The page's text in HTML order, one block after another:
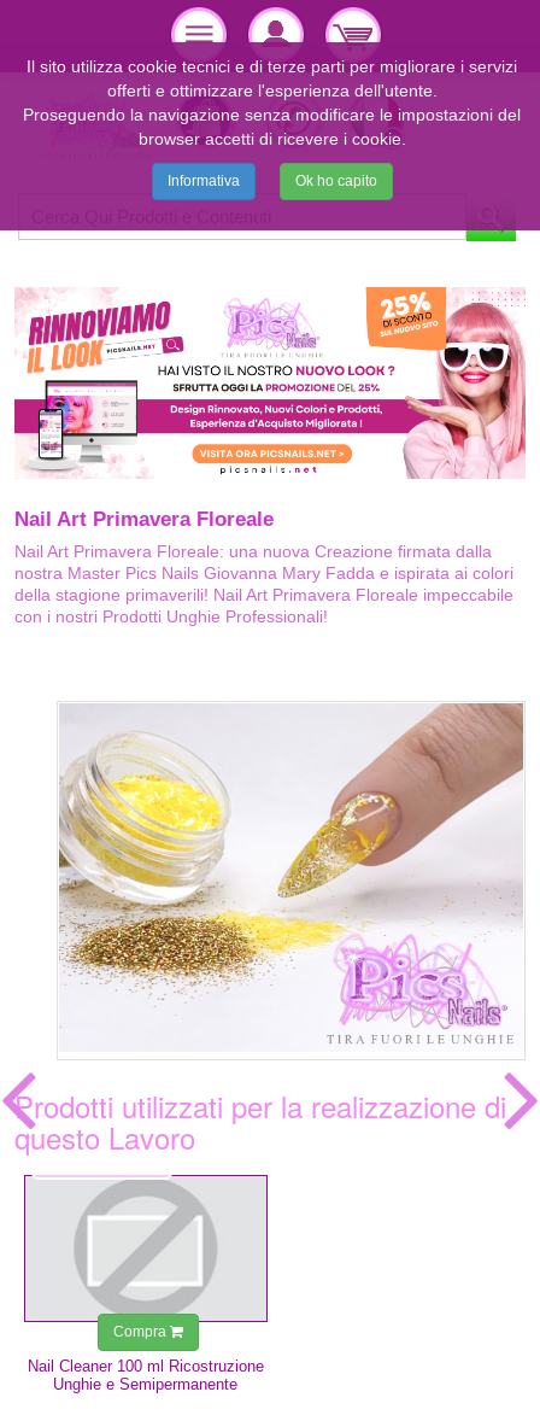
Nail Art Primavera Floreale
Nail Art Primavera Floreale: una nuova Creazione firmata dalla
nostra Master Pics Nails Giovanna Mary Fadda e ispirata ai colori
della stagione primaverili! Nail Art Primavera Floreale impeccabile
con i nostri Prodotti Unghie Professionali!
Prodotti utilizzati per la realizzazione di
questo Lavoro
Nail Cleaner 100 ml Ricostruzione
Unghie e Semipermanente
Compra
Il sito utilizza cookie tecnici e di terze parti per migliorare i servizi
offerti e ottimizzare l'esperienza dell'utente.
Proseguendo la navigazione senza modificare le impostazioni del
browser accetti di ricevere i cookie.
Informativa Ok ho capito